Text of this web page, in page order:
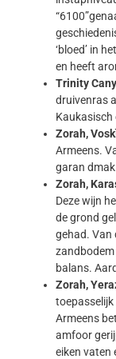
‘bloed’ in
en heeft
Trinity
druivenras
Kaukasisch
Zorah,
Armeens.
garan
Zorah,
Deze wijn
de grond
gehad. Van
balans.
Zorah,
toepasselijk
Armeens
amfoor
eiken vaten